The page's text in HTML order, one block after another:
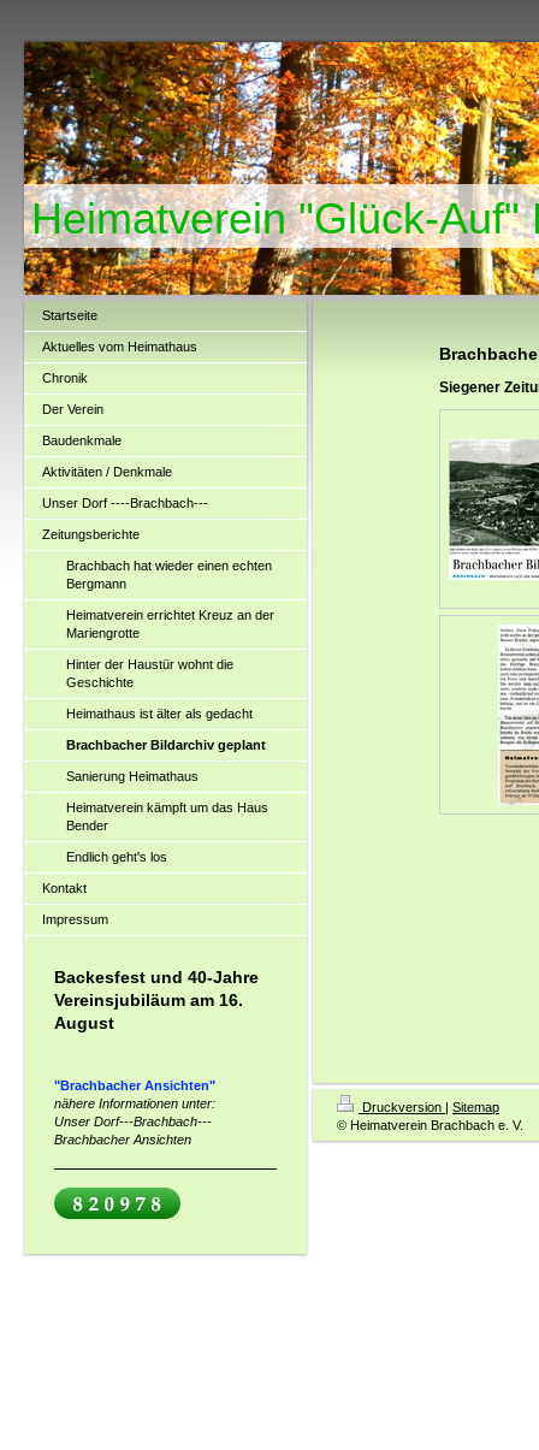
Heimatverein "Glück-Auf"
Startseite
Aktuelles vom Heimathaus
Chronik
Der Verein
Baudenkmale
Aktivitäten / Denkmale
Unser Dorf ----Brachbach---
Zeitungsberichte
Brachbach hat wieder einen echten
Bergmann
Heimatverein errichtet Kreuz an der
Mariengrotte
Hinter der Haustür wohnt die
Geschichte
Heimathaus ist älter als gedacht
Brachbacher Bildarchiv geplant
Sanierung Heimathaus
Heimatverein kämpft um das Haus
Bender
Endlich geht's los
Kontakt
Impressum
Backesfest und 40-Jahre
Vereinsjubiläum am 16.
August
"Brachbacher Ansichten"
nähere Informationen unter:
Unser Dorf---Brachbach---
Brachbacher Ansichten
Siegener
Druckversion | Sitemap
© Heimatverein Brachbach e. V.